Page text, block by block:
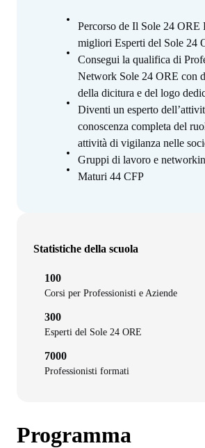
Percorso de Il Sole 24 ORE
migliori Esperti del Sole 24
Consegui la qualifica di
Network Sole 24 ORE con
della dicitura e del logo
Diventi un esperto
conoscenza completa del
attività di vigilanza nelle
Gruppi di lavoro e
Maturi 44 CFP
Statistiche della scuola
100
Corsi per Professionisti e Aziende
300
Esperti del Sole 24 ORE
7000
Professionisti formati
Programma